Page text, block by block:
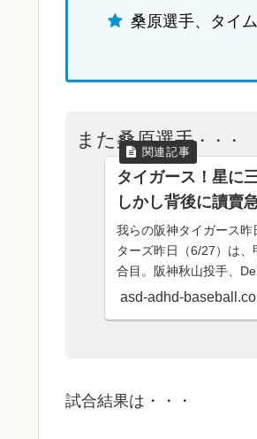
桑原選手、タイ
また桑原選手・・・
タイガース！星に
しかし背後に讀賣
我らの阪神タイガース
ターズ昨日（6/27）は
合目。阪神秋山投手、
ティン選手先制ツーラ
asd-adhd-
試合結果は・・・